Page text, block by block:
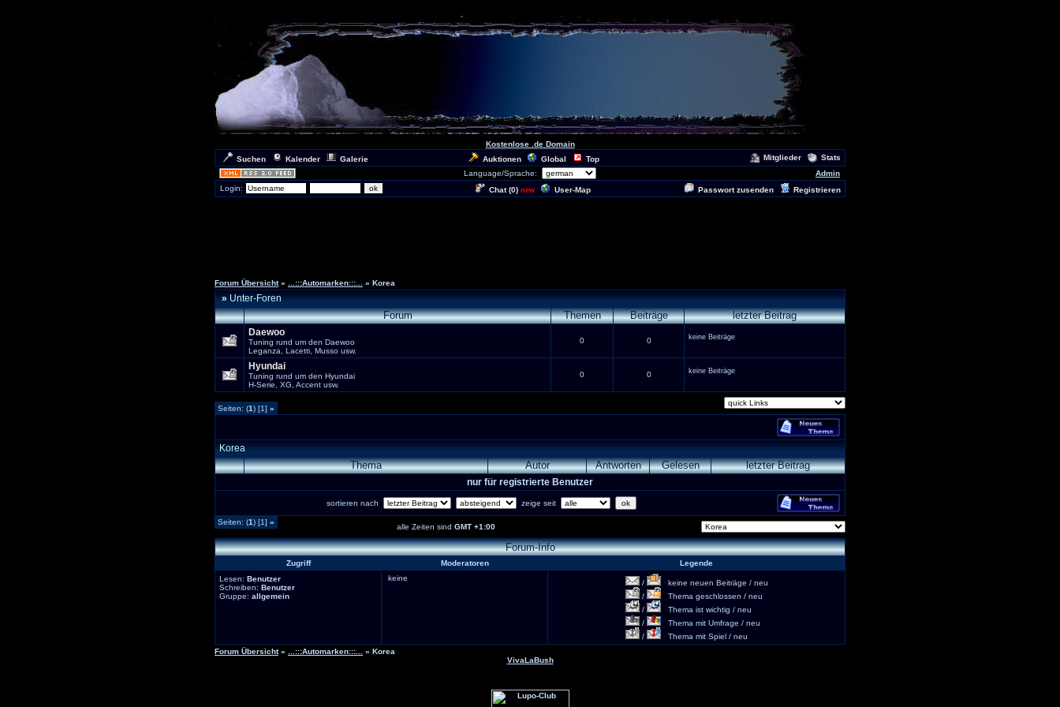
Kostenlose .de Domain
Suchen
Kalender Galerie Auktionen Global Top Mitglieder
Stats
Language/Sprache:
Admin
Login:
Chat (0) new User-Map Passwort zusenden Registrieren
Forum Übersicht » ...:::Automarken:::... » Korea
»Unter-Foren
Forum Themen Beiträge letzter Beitrag
Daewoo
Tuning rund um den Daewoo
Leganza, Lacetti, Musso usw.
0 0 keine Beiträge
Hyundai
Tuning rund um den Hyundai
H-Serie, XG, Accent usw.
0 0 keine Beiträge
Seiten: (1) [1] »
Korea
Thema Autor Antworten Gelesen letzter Beitrag
nur für registrierte Benutzer
sortieren nach zeige seit
Seiten: (1) [1] »
alle Zeiten sind GMT +1:00
Forum-Info
Zugriff Moderatoren
Legende
Lesen: Benutzer
Schreiben: Benutzer
Gruppe: allgemein
keine
/
keine neuen Beiträge / neu
/
Thema geschlossen / neu
/
Thema ist wichtig / neu
/
Thema mit Umfrage / neu
/
Thema mit Spiel / neu
Forum Übersicht » ...:::Automarken:::...
» Korea
VivaLaBush